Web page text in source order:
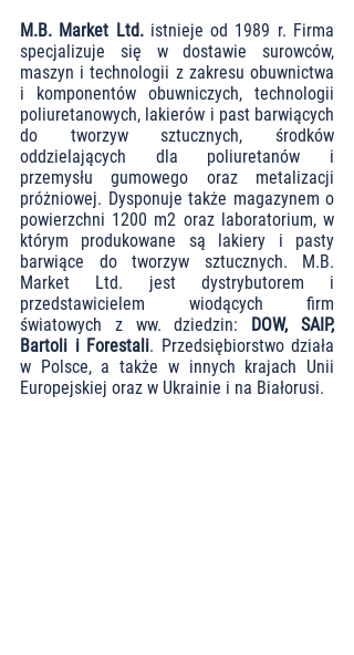
M.B. Market Ltd. istnieje od 1989 r. Firma
specjalizuje się w dostawie surowców,
maszyn i technologii z zakresu obuwnictwa
i komponentów obuwniczych, technologii
poliuretanowych, lakierów i past barwiących
do tworzyw sztucznych, środków
oddzielających dla poliuretanów i
przemysłu gumowego oraz metalizacji
próżniowej. Dysponuje także magazynem o
powierzchni 1200 m2 oraz laboratorium, w
którym produkowane są lakiery i pasty
barwiące do tworzyw sztucznych. M.B.
Market Ltd. jest dystrybutorem i
przedstawicielem wiodących firm
światowych z ww. dziedzin: DOW, SAIP,
Bartoli i Forestali. Przedsiębiorstwo działa
w Polsce, a także w innych krajach Unii
Europejskiej oraz w Ukrainie i na Białorusi.